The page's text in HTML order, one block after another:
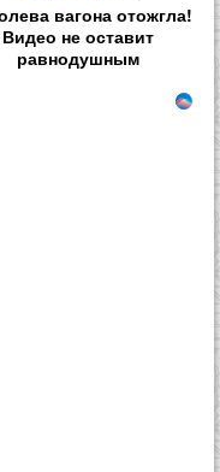
вагона отожгла!
Видео не оставит
равнодушным